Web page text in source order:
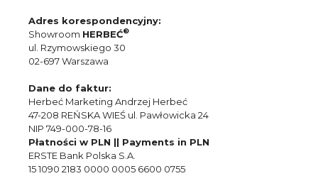
Adres korespondencyjny:
Showroom HERBEĆ®
ul. Rzymowskiego 30
02-697 Warszawa
Dane do faktur:
Herbeć Marketing Andrzej Herbeć
47-208 REŃSKA WIEŚ ul. Pawłowicka 24
NIP 749-000-78-16
Płatności w PLN || Payments in PLN
ERSTE Bank Polska S.A.
15 1090 2183 0000 0005 6600 0755